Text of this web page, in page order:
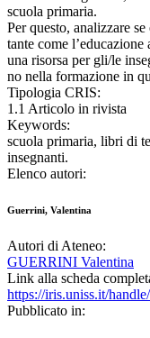
scuola primaria.
Per questo, analizzare
tante come
una risorsa per gli/le
no nella formazione in
Tipologia CRIS:
1.1 Articolo in rivista
Keywords:
scuola primaria, libri di
insegnanti.
Elenco autori:
Guerrini, Valentina
Autori di Ateneo:
GUERRINI Valentina
Link alla scheda
https://iris.uniss.it/
Pubblicato in: